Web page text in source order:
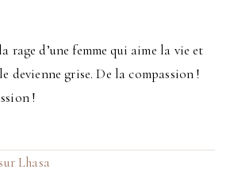
rage d’une femme qui aime la vie et
devienne grise. De la compassion !
!
Lhasa